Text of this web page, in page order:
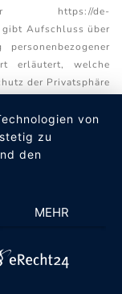
https://de-
gibt Aufschluss über
erläutert, welche
der Privatsphäre
eine
Solche
Person genutzt
Facebook zu
und
(mit
von
zu
den
MEHR